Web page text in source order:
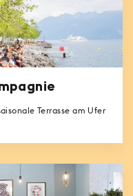
Terrasse am Ufer